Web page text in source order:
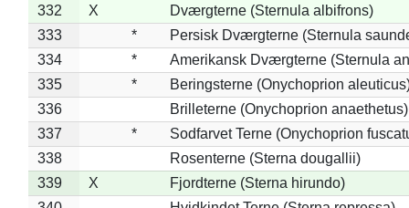
332
X
Dværgterne (Sternula albifrons)
333
*
Persisk Dværgterne (Sternula
334
*
Amerikansk Dværgterne (Sternula
335
*
Beringsterne (Onychoprion
336
Brilleterne (Onychoprion anaethetus)
337
*
Sodfarvet Terne (Onychoprion
338
Rosenterne (Sterna dougallii)
339
X
Fjordterne (Sterna hirundo)